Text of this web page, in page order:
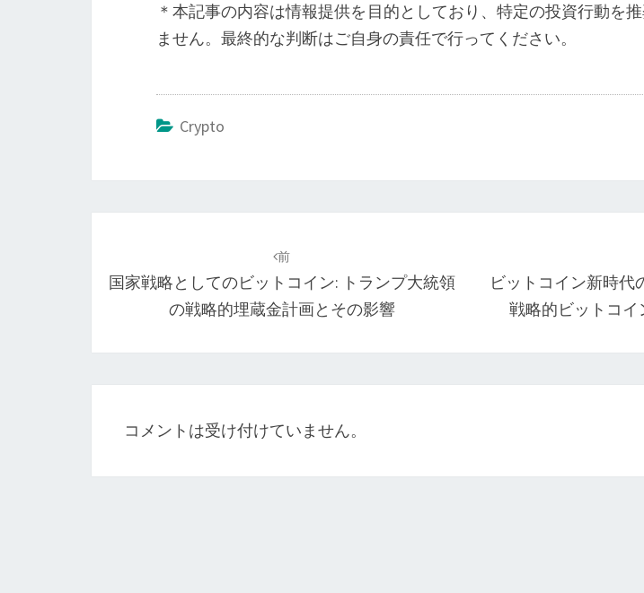
＊本記事の内容は情報提供を目的としており、特定の投資行動を
ません。最終的な判断はご自身の責任で行ってください。
Crypto
ナ
ゲ
ー
ン
前
国家戦略としてのビットコイン: トランプ大統領
の戦略的埋蔵金計画とその影響
ビットコイン新時代
戦略的ビットコイ
コメントは受け付けていません。